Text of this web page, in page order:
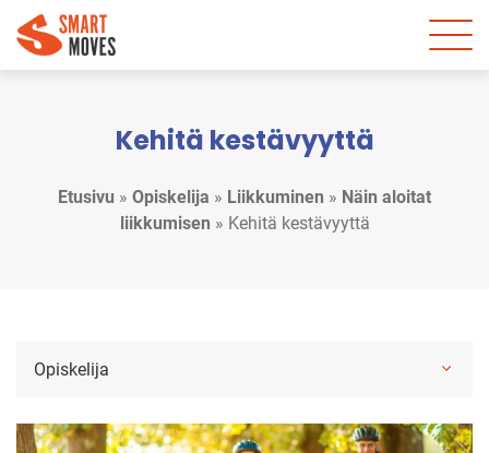
Kehitä kestävyyttä
Etusivu » Opiskelija » Liikkuminen » Näin aloitat
liikkumisen » Kehitä kestävyyttä
Opiskelija